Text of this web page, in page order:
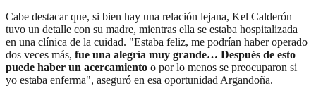
Cabe destacar que, si bien hay una relación lejana, Kel Calderón
tuvo un detalle con su madre, mientras ella se estaba hospitalizada
en una clínica de la cuidad. "Estaba feliz, me podrían haber operado
dos veces más, fue una alegría muy grande… Después de esto
puede haber un acercamiento o por lo menos se preocuparon si
yo estaba enferma", aseguró en esa oportunidad Argandoña.